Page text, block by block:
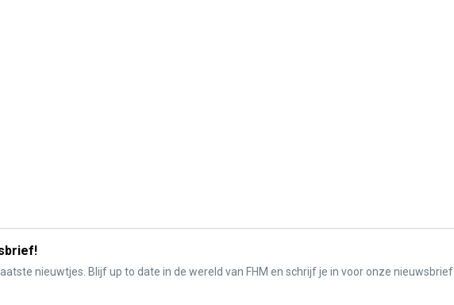
nieuwtjes. Blijf up to date in de wereld van FHM en schrijf je in voor onze nieuwsbrief.